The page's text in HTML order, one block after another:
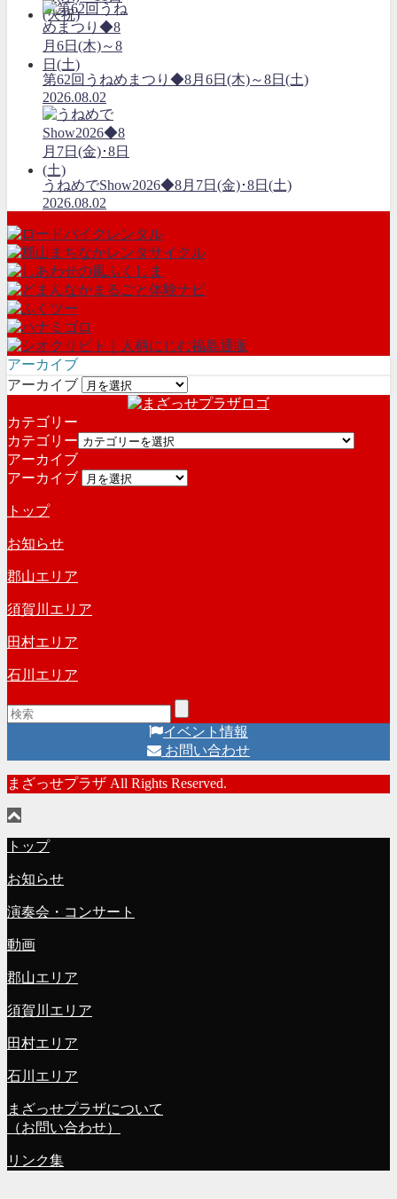
第62回うねめまつり◆8月6日(木)～8日(土)
2026.08.02
うねめでShow2026◆8月7日(金)･8日(土)
2026.08.02
アーカイブ
アーカイブ
カテゴリー
カテゴリー
アーカイブ
アーカイブ
トップ
お知らせ
郡山エリア
須賀川エリア
田村エリア
石川エリア
イベント情報
お問い合わせ
まざっせプラザ All Rights Reserved.
トップ
お知らせ
演奏会・コンサート
動画
郡山エリア
須賀川エリア
田村エリア
石川エリア
まざっせプラザについて
（お問い合わせ）
リンク集